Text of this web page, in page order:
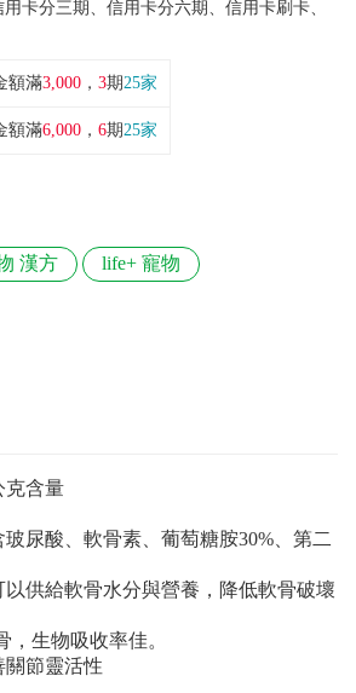
卡分三期、信用卡分六期、信用卡刷卡、
額滿3,000 ， 3期25家
額滿6,000 ， 6期25家
漢方 life+ 寵物
含量
玻尿酸、軟骨素、葡萄糖胺30%、第二
供給軟骨水分與營養，降低軟骨破壞
，生物吸收率佳。
節靈活性